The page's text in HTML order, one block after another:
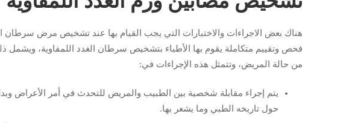
هناك بعض الاجراءات والاختبارات التي يجب القيام بها عند تشخيص مرض سرطان
فحص وتقييم متكاملة يقوم بها الأطباء بتشخيص سرطان الغدد اللمفاوية، ويشمل
من حالة المريض، وتتمثل هذه الإجراءات في:
يتم إجراء مقابلة شخصية بين الطبيب والمريض للتحدث في أمر الأعراض
حول تاريخه الطبي وما يشعر بها.